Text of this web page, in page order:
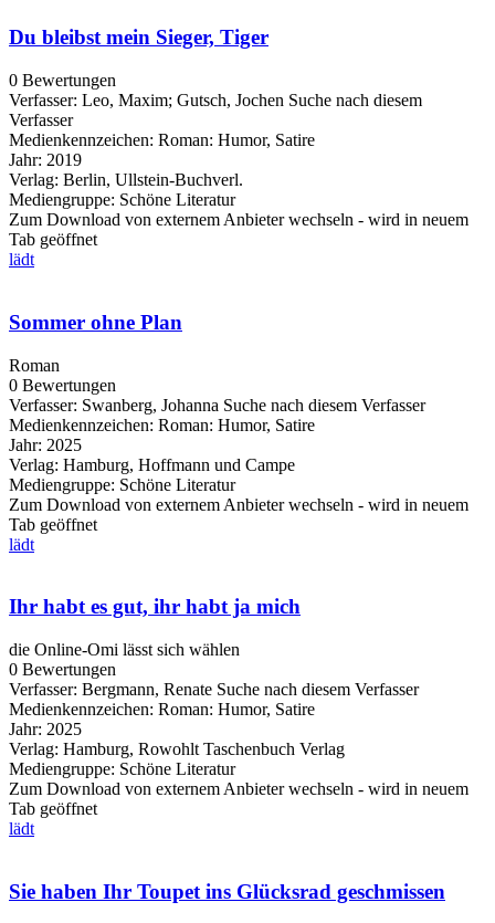
Du bleibst mein Sieger, Tiger
0 Bewertungen
Verfasser: Leo, Maxim; Gutsch, Jochen Suche nach diesem
Verfasser
Medienkennzeichen: Roman: Humor, Satire
Jahr: 2019
Verlag: Berlin, Ullstein-Buchverl.
Mediengruppe: Schöne Literatur
Zum Download von externem Anbieter wechseln - wird in neuem
Tab geöffnet
lädt
Sommer ohne Plan
Roman
0 Bewertungen
Verfasser: Swanberg, Johanna Suche nach diesem Verfasser
Medienkennzeichen: Roman: Humor, Satire
Jahr: 2025
Verlag: Hamburg, Hoffmann und Campe
Mediengruppe: Schöne Literatur
Zum Download von externem Anbieter wechseln - wird in neuem
Tab geöffnet
lädt
Ihr habt es gut, ihr habt ja mich
die Online-Omi lässt sich wählen
0 Bewertungen
Verfasser: Bergmann, Renate Suche nach diesem Verfasser
Medienkennzeichen: Roman: Humor, Satire
Jahr: 2025
Verlag: Hamburg, Rowohlt Taschenbuch Verlag
Mediengruppe: Schöne Literatur
Zum Download von externem Anbieter wechseln - wird in neuem
Tab geöffnet
lädt
Sie haben Ihr Toupet ins Glücksrad geschmissen